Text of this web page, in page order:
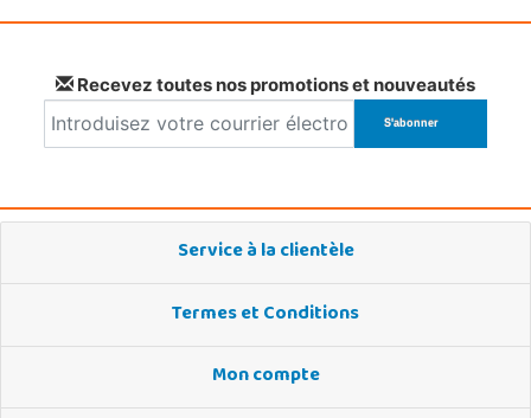
Recevez toutes nos promotions et nouveautés
Service à la clientèle
Termes et Conditions
Mon compte